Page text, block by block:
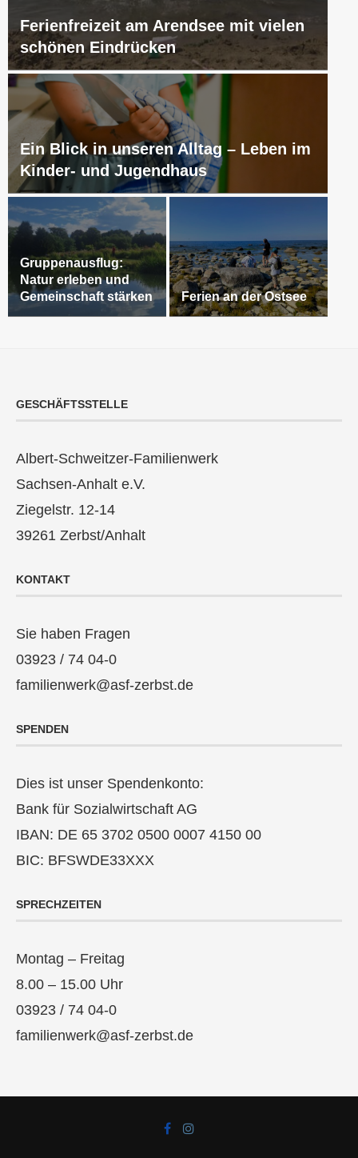
Ferienfreizeit am Arendsee mit vielen
schönen Eindrücken
Ein Blick in unseren Alltag – Leben im
Kinder- und Jugendhaus
Gruppenausflug:
Natur erleben und
Gemeinschaft stärken
Ferien an der Ostsee
GESCHÄFTSSTELLE
Albert-Schweitzer-Familienwerk
Sachsen-Anhalt e.V.
Ziegelstr. 12-14
39261 Zerbst/Anhalt
KONTAKT
Sie haben Fragen
03923 / 74 04-0
familienwerk@asf-zerbst.de
SPENDEN
Dies ist unser Spendenkonto:
Bank für Sozialwirtschaft AG
IBAN: DE 65 3702 0500 0007 4150 00
BIC: BFSWDE33XXX
SPRECHZEITEN
Montag – Freitag
8.00 – 15.00 Uhr
03923 / 74 04-0
familienwerk@asf-zerbst.de